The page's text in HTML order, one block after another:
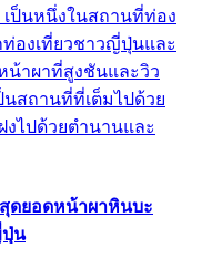
ป็นหนึ่งในสถานที่ท่อง
องเที่ยวชาวญี่ปุ่นและ
น้าผาที่สูงชันและวิว
สถานที่ที่เต็มไปด้วย
ไปด้วยตำนานและ
ดยอดหน้าผาหินบะ
ปุ่น